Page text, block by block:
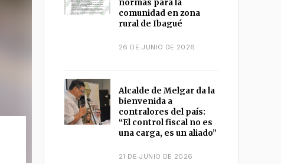
normas para la
comunidad en zona
rural de Ibagué
26 DE JUNIO DE 2026
Alcalde de Melgar da la
bienvenida a
contralores del país:
“El control fiscal no es
una carga, es un aliado”
21 DE JUNIO DE 2026